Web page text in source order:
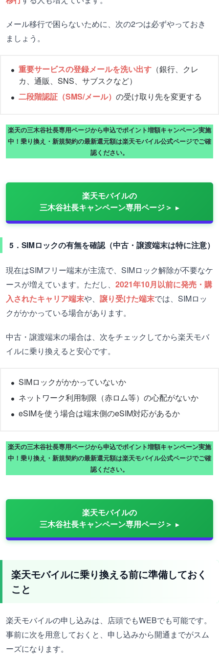
メール移行で困らないために、次の2つは必ずやっておき
ましょう。
重要サービスの登録メールを洗い出す （銀行、クレ
カ、通販、SNS、サブスクなど）
二段階認証（SMS/メール） の受け取り先を変更する
楽天の三木谷社長専用ページから申込でポイント増額キャンペーン実施
中！乗り換え・新規契約の最新還元額は楽天モバイル公式ページでご確
認ください。
楽天モバイルの
三木谷社長キャンペーン専用ページ＞
5．SIMロックの有無を確認（中古・譲渡端末は特に注意）
現在はSIMフリー端末が主流で、SIMロック解除が不要なケ
ースが増えています。ただし、 2021年10月以前に発売・購
入されたキャリア端末や、 譲り受けた端末では、SIMロッ
クがかかっている場合があります。
中古・譲渡端末の場合は、次をチェックしてから楽天モバ
イルに乗り換えると安心です。
SIMロックがかかっていないか
ネットワーク利用制限（赤ロム等）の心配がないか
eSIMを使う場合は端末側のeSIM対応があるか
楽天の三木谷社長専用ページから申込でポイント増額キャンペーン実施
中！乗り換え・新規契約の最新還元額は楽天モバイル公式ページでご確
認ください。
楽天モバイルの
三木谷社長キャンペーン専用ページ＞
楽天モバイルに乗り換える前に準備しておく
こと
楽天モバイルの申し込みは、店頭でもWEBでも可能です。
事前に次を用意しておくと、申し込みから開通までがスム
ーズになります。